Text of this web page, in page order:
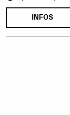
INFOS